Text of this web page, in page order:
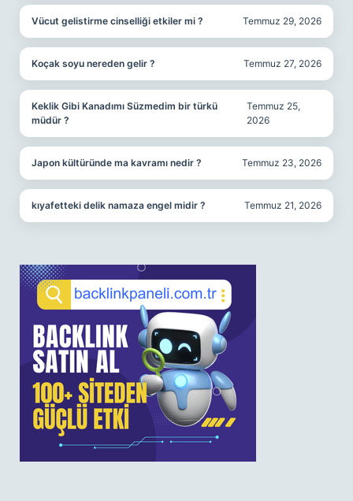
Vücut gelistirme cinselliği etkiler mi ? Temmuz 29, 2026
Koçak soyu nereden gelir ? Temmuz 27, 2026
Keklik Gibi Kanadımı Süzmedim bir türkü
müdür ?
Temmuz 25,
2026
Japon kültüründe ma kavramı nedir ? Temmuz 23, 2026
kıyafetteki delik namaza engel midir ? Temmuz 21, 2026